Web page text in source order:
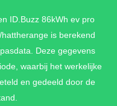
+ Stuurwiel, verwarmd,
+ Sfeerverlichting
deurbekleding in
van getuft velours
ID.Buzz 86kWh ev pro
is berekend
Deze gegevens
waarbij het werkelijke
en gedeeld door de